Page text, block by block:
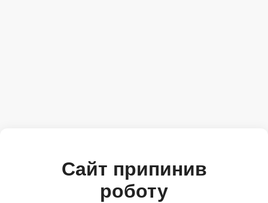
Сайт припинив
роботу